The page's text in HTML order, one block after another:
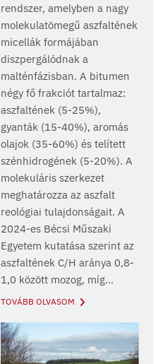
rendszer, amelyben a nagy
molekulatömegű aszfaltének
micellák formájában
diszpergálódnak a
malténfázisban. A bitumen
négy fő frakciót tartalmaz:
aszfaltének (5-25%),
gyanták (15-40%), aromás
olajok (35-60%) és telített
szénhidrogének (5-20%). A
molekuláris szerkezet
meghatározza az aszfalt
reológiai tulajdonságait. A
2024-es Bécsi Műszaki
Egyetem kutatása szerint az
aszfaltének C/H aránya 0,8-
1,0 között mozog, míg...
TOVÁBB OLVASOM